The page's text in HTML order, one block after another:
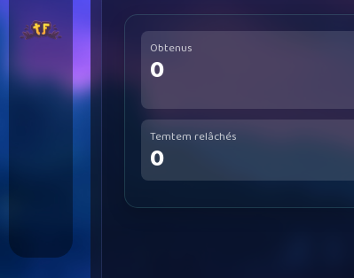
Obtenus
0
Temtem relâchés
0